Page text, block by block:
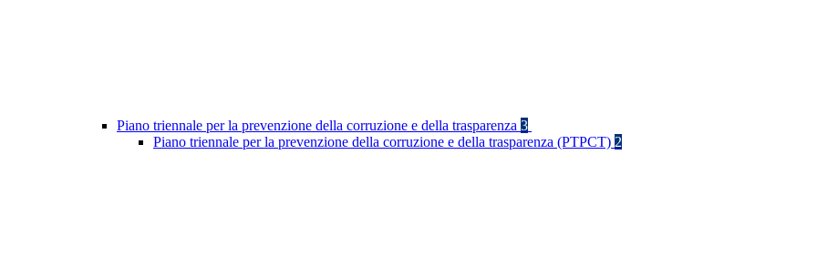
Piano triennale per la prevenzione della corruzione e della trasparenza 3
Piano triennale per la prevenzione della corruzione e della trasparenza (PTPCT) 2